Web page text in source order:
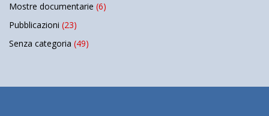
Mostre documentarie (6)
Pubblicazioni (23)
Senza categoria (49)